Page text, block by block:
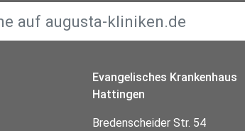
Evangelisches Krankenhaus
Hattingen
Bredenscheider Str. 54